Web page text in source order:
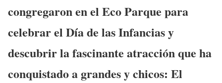
congregaron en el Eco Parque para
celebrar el Día de las Infancias y
descubrir la fascinante atracción que ha
conquistado a grandes y chicos: El